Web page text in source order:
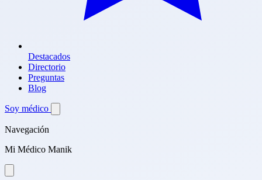
Destacados
Directorio
Preguntas
Blog
Soy médico
Navegación
Mi Médico Manik